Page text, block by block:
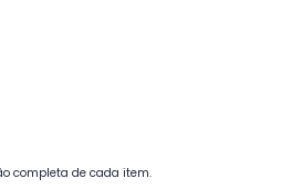
completa de cada item.